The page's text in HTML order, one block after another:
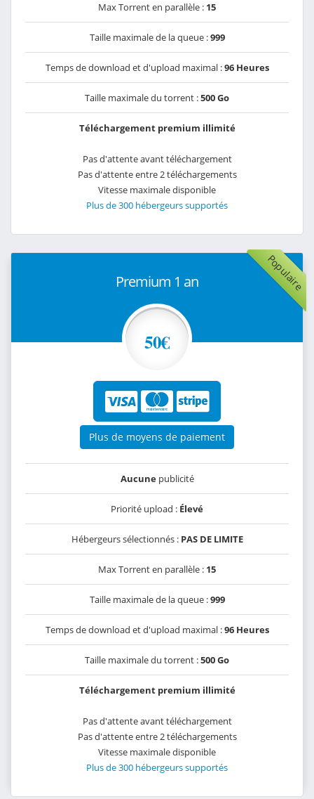
Max Torrent en parallèle : 15
Taille maximale de la queue :999
Temps de download et d'upload maximal :96 Heures
Taille maximale du torrent :500 Go
Téléchargement premium illimité
Pas d'attente avant téléchargement
Pas d'attente entre 2 téléchargements
Vitesse maximale disponible
Plus de 300 hébergeurs supportés
Populaire
Premium 1 an
50€
Plus de moyens de paiement
Aucunepublicité
Priorité upload : Élevé
Hébergeurs sélectionnés : PAS DE LIMITE
Max Torrent en parallèle : 15
Taille maximale de la queue :999
Temps de download et d'upload maximal :96 Heures
Taille maximale du torrent :500 Go
Téléchargement premium illimité
Pas d'attente avant téléchargement
Pas d'attente entre 2 téléchargements
Vitesse maximale disponible
Plus de 300 hébergeurs supportés